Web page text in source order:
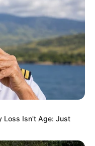
elég válasz.”
A gyerekek
tányérról.
segített –
Loss Isn't Age: Just